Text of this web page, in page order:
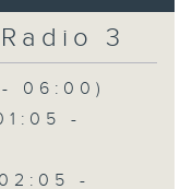
3
06:00)
-
-